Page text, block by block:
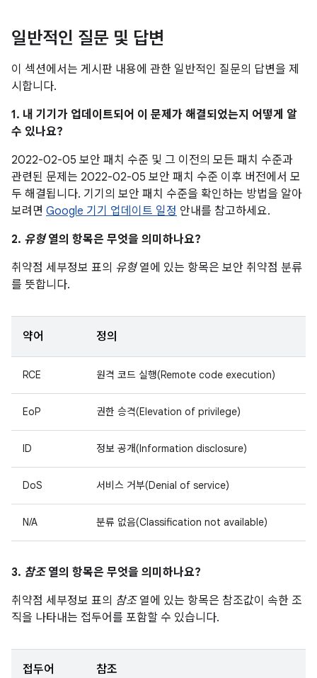
일반적인 질문 및 답변
이 섹션에서는 게시판 내용에 관한 일반적인 질문의 답변을 제
시합니다.
1. 내 기기가 업데이트되어 이 문제가 해결되었는지 어떻게 알
수 있나요?
2022-02-05 보안 패치 수준 및 그 이전의 모든 패치 수준과
관련된 문제는 2022-02-05 보안 패치 수준 이후 버전에서 모
두 해결됩니다. 기기의 보안 패치 수준을 확인하는 방법을 알아
보려면 Google 기기 업데이트 일정 안내를 참고하세요.
2. 유형열의 항목은 무엇을 의미하나요?
취약점 세부정보 표의 유형열에 있는 항목은 보안 취약점 분류
를 뜻합니다.
약어 정의
RCE 원격 코드 실행(Remote code execution)
EoP 권한 승격(Elevation of privilege)
ID 정보 공개(Information disclosure)
DoS 서비스 거부(Denial of service)
N/A 분류 없음(Classification not available)
3. 참조열의 항목은 무엇을 의미하나요?
취약점 세부정보 표의 참조열에 있는 항목은 참조값이 속한 조
직을 나타내는 접두어를 포함할 수 있습니다.
접두어 참조